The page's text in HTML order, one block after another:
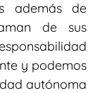
además de
de sus
y podemos
autónoma